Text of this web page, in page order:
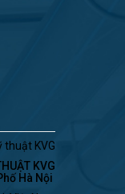
thuật KVG
KVG
Hà Nội